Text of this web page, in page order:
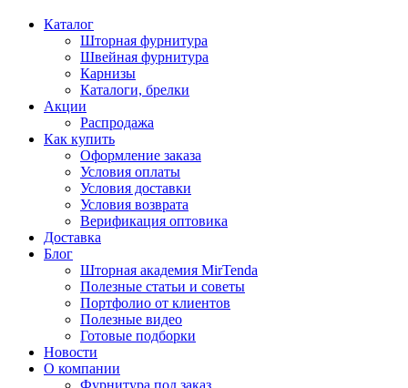
Каталог
Шторная фурнитура
Швейная фурнитура
Карнизы
Каталоги, брелки
Акции
Распродажа
Как купить
Оформление заказа
Условия оплаты
Условия доставки
Условия возврата
Верификация оптовика
Доставка
Блог
Шторная академия MirTenda
Полезные статьи и советы
Портфолио от клиентов
Полезные видео
Готовые подборки
Новости
О компании
Фурнитура под заказ